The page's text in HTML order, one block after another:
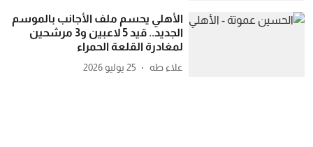
الأهلي يحسم ملف الأجانب بالموسم
الجديد.. قيد 5 لاعبين و3 مرشحين
لمغادرة القلعة الحمراء
علاء طه 25 يوليو 2026